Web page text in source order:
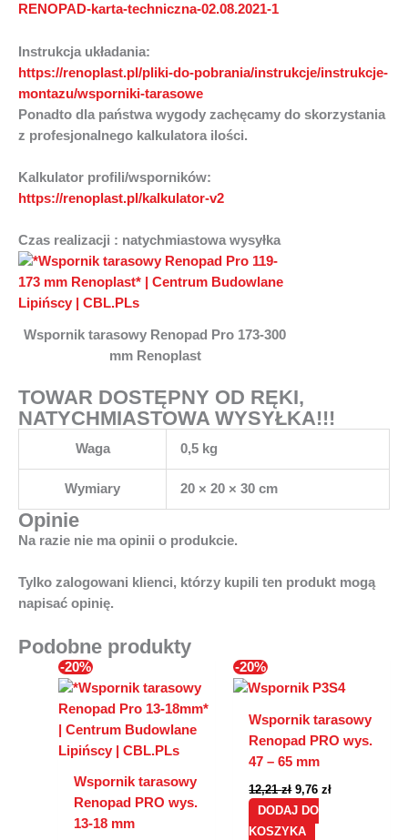
RENOPAD-karta-techniczna-02.08.2021-1
Instrukcja układania:
https://renoplast.pl/pliki-do-pobrania/instrukcje/instrukcje-
montazu/wsporniki-tarasowe
Ponadto dla państwa wygody zachęcamy do skorzystania
z profesjonalnego kalkulatora ilości.
Kalkulator profili/wsporników:
https://renoplast.pl/kalkulator-v2
Czas realizacji : natychmiastowa wysyłka
Wspornik tarasowy Renopad Pro 173-300
mm Renoplast
TOWAR DOSTĘPNY OD RĘKI,
NATYCHMIASTOWA WYSYŁKA!!!
Waga 0,5 kg
Wymiary 20 × 20 × 30 cm
Opinie
Na razie nie ma opinii o produkcie.
Tylko zalogowani klienci, którzy kupili ten produkt mogą
napisać opinię.
Podobne produkty
-20%
Wspornik tarasowy
Renopad PRO wys.
13-18 mm
wynosiła:
8,24 zł.
wynosi:
6,60 zł.
-20%
Wspornik tarasowy
Renopad PRO wys.
47 – 65 mm
12,21zł
wynosiła:
9,76zł
wynosi:
DODAJ DO
KOSZYKA